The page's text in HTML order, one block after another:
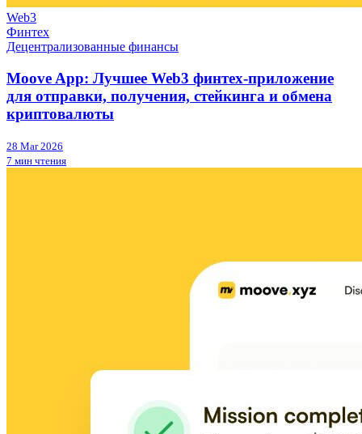
Web3
Финтех
Децентрализованные финансы
Moove App: Лучшее Web3 финтех-приложение
для отправки, получения, стейкинга и обмена
криптовалюты
28 Mar 2026
7 мин чтения